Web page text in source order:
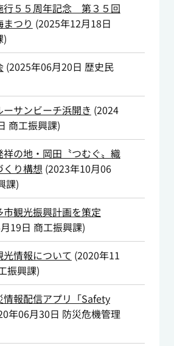
行５５周年記念 第３５回
つり (2025年12月18日
)
(2025年06月20日 歴史民
サンビーチ浜開き (2024
商工振興課)
祥の地・岡田〝つむぐ〟織
くり構想 (2023年10月06
課)
観光振興計画を策定
19日 商工振興課)
情報について (2020年11
振興課)
情報配信アプリ「Safety
年06月30日 防災危機管理